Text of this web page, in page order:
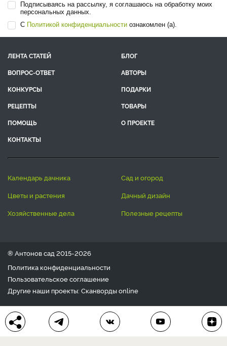
Подписываясь на рассылку, я соглашаюсь на обработку моих
персональных данных.
С Политикой конфиденциальности ознакомлен (а).
ЛЕНТА СТАТЕЙ
БЛОГ
ВОПРОС-ОТВЕТ
АВТОРЫ
КОНКУРСЫ
ПОДАРКИ
РЕЦЕПТЫ
ТОВАРЫ
ПОМОЩЬ
О ПРОЕКТЕ
КОНТАКТЫ
календарь дачника
сад и огород
цветы и растения
дачный дизайн
хозяйственные дела
полезные рецепты
® Антонов сад 2015-2026
Политика конфиденциальности
Пользовательское соглашение
Другие наши проекты: Сканвордыonline
Любое использование материала допускается только с
письменного согласия редакции